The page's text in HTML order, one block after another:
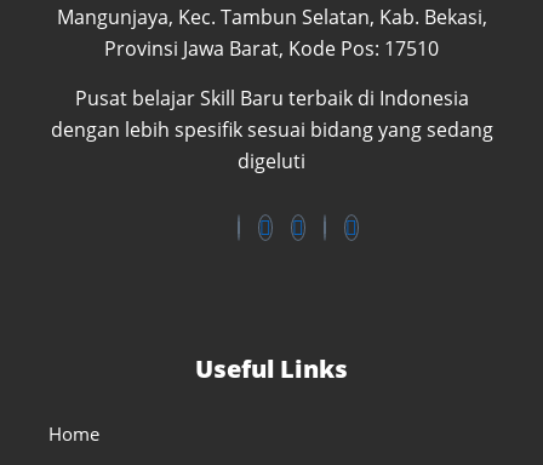
Mangunjaya, Kec. Tambun Selatan, Kab. Bekasi,
Provinsi Jawa Barat, Kode Pos: 17510
Pusat belajar Skill Baru terbaik di Indonesia
dengan lebih spesifik sesuai bidang yang sedang
digeluti
Useful Links
Home